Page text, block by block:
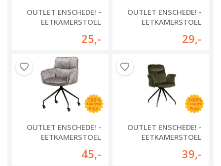
OUTLET ENSCHEDE! -
EETKAMERSTOEL
25,-
OUTLET ENSCHEDE! -
EETKAMERSTOEL
29,-
OUTLET ENSCHEDE! -
EETKAMERSTOEL
45,-
OUTLET ENSCHEDE! -
EETKAMERSTOEL
39,-